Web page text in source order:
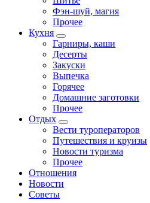
Фэн-шуй, магия
Прочее
Кухня
Гарниры, каши
Десерты
Закуски
Выпечка
Горячее
Домашние заготовки
Прочее
Отдых
Вести туроператоров
Путешествия и круизы
Новости туризма
Прочее
Отношения
Новости
Советы